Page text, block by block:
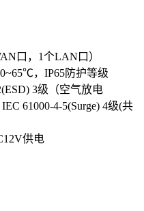
口，1个LAN口）
，IP65防护等级
3级（空气放电
61000-4-5(Surge) 4级(共
供电